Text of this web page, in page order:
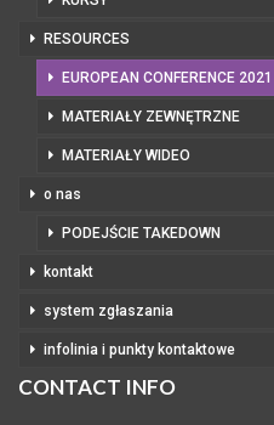
RESOURCES
EUROPEAN CONFERENCE 2021
MATERIAŁY ZEWNĘTRZNE
MATERIAŁY WIDEO
o nas
PODEJŚCIE TAKEDOWN
kontakt
system zgłaszania
infolinia i punkty kontaktowe
CONTACT INFO